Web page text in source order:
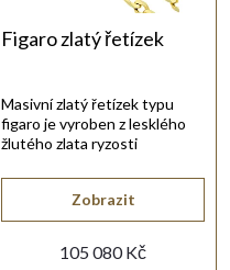
Figaro zlatý řetízek
105 080 Kč
Zobrazit
Masivní zlatý řetízek typu
figaro je vyroben z lesklého
žlutého zlata ryzosti